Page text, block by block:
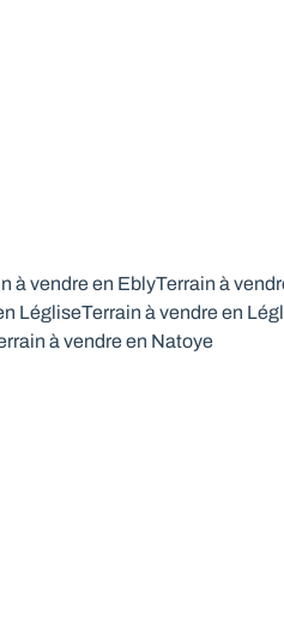
à vendre en EblyTerrain à
LégliseTerrain à vendre en
à vendre en Natoye